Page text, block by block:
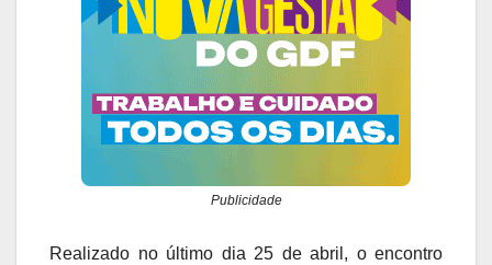
Publicidade
Realizado no último dia 25 de abril, o encontro